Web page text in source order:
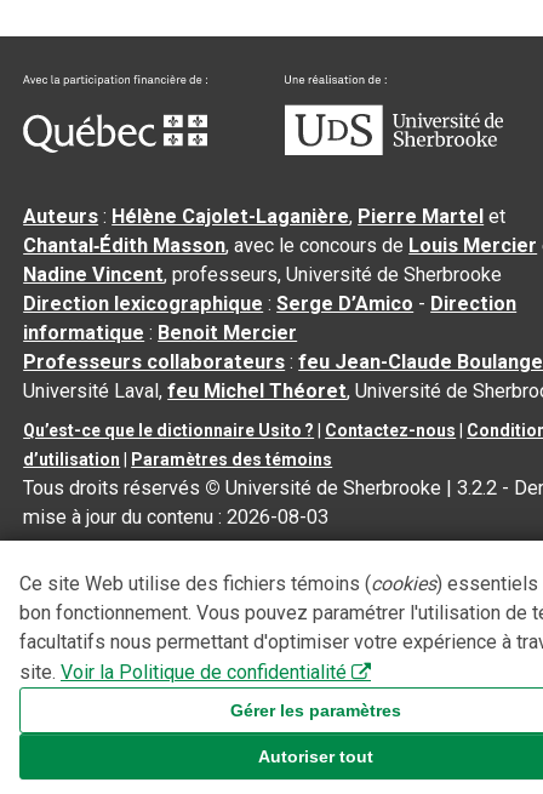
Auteurs : Hélène Cajolet-Laganière, Pierre Martel et
Chantal‑Édith Masson, avec le concours de Louis Mercier
Nadine Vincent, professeurs, Université de Sherbrooke
Direction lexicographique :Serge D’Amico - Direction
informatique : Benoit Mercier
Professeurs collaborateurs :feu Jean-Claude
Université Laval,feu Michel Théoret, Université de
Qu’est-ce que le dictionnaire Usito ? Contactez-nous
d’utilisation
Paramètres des témoins
Tous droits réservés © Université de Sherbrooke |3.2.2 -
mise à jour du contenu :2026-08-03
Ce site Web utilise des fichiers témoins (cookies) essentiels
bon fonctionnement. Vous pouvez paramétrer l'utilisation de
facultatifs nous permettant d'optimiser votre expérience à
site. Voir la Politique de confidentialité
Gérer les paramètres
Autoriser tout